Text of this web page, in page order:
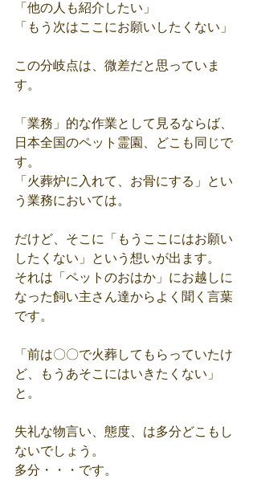
「他の人も紹介したい」
「もう次はここにお願いしたくない」
この分岐点は、微差だと思っていま
す。
「業務」的な作業として見るならば、
日本全国のペット霊園、どこも同じで
す。
「火葬炉に入れて、お骨にする」とい
う業務においては。
だけど、そこに「もうここにはお願い
したくない」という想いが出ます。
それは「ペットのおはか」にお越しに
なった飼い主さん達からよく聞く言葉
です。
「前は〇〇で火葬してもらっていたけ
ど、もうあそこにはいきたくない」
と。
失礼な物言い、態度、は多分どこもし
ないでしょう。
多分・・・です。